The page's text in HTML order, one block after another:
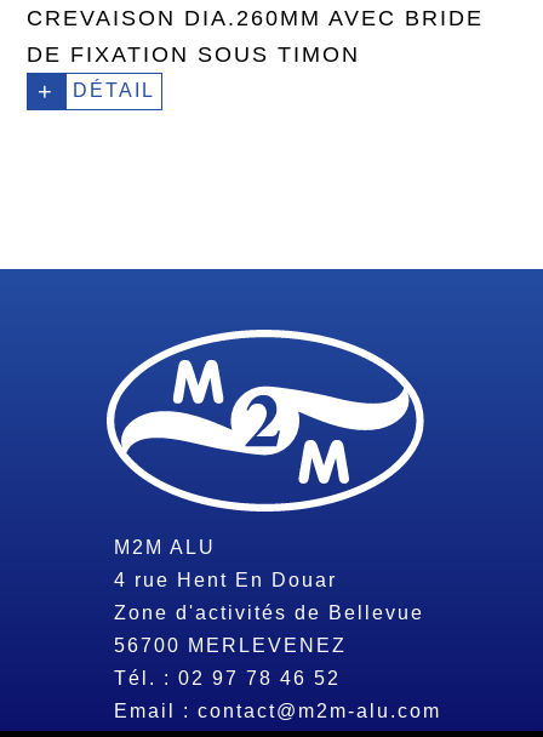
CREVAISON DIA.260MM AVEC BRIDE
DE FIXATION SOUS TIMON
+ DÉTAIL
M2M ALU
4 rue Hent En Douar
Zone d'activités de Bellevue
56700 MERLEVENEZ
Tél. :02 97 78 46 52
Email :contact@m2m-alu.com